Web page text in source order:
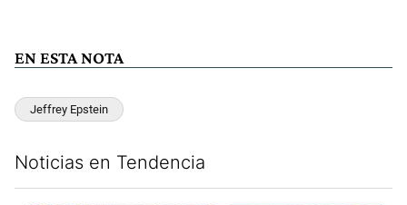
EN ESTA NOTA
Jeffrey Epstein
Noticias en Tendencia